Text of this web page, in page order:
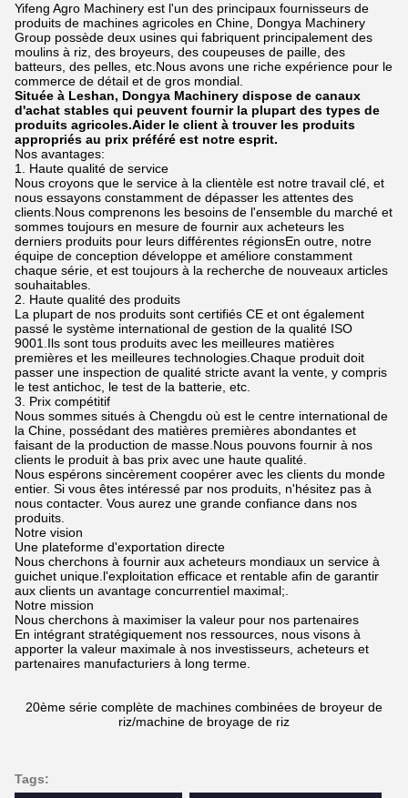
Yifeng Agro Machinery est l'un des principaux fournisseurs de
produits de machines agricoles en Chine, Dongya Machinery
Group possède deux usines qui fabriquent principalement des
moulins à riz, des broyeurs, des coupeuses de paille, des
batteurs, des pelles, etc.Nous avons une riche expérience pour le
commerce de détail et de gros mondial.
Située à Leshan, Dongya Machinery dispose de canaux
d'achat stables qui peuvent fournir la plupart des types de
produits agricoles.Aider le client à trouver les produits
appropriés au prix préféré est notre esprit.
Nos avantages:
1. Haute qualité de service
Nous croyons que le service à la clientèle est notre travail clé, et
nous essayons constamment de dépasser les attentes des
clients.Nous comprenons les besoins de l'ensemble du marché et
sommes toujours en mesure de fournir aux acheteurs les
derniers produits pour leurs différentes régionsEn outre, notre
équipe de conception développe et améliore constamment
chaque série, et est toujours à la recherche de nouveaux articles
souhaitables.
2. Haute qualité des produits
La plupart de nos produits sont certifiés CE et ont également
passé le système international de gestion de la qualité ISO
9001.Ils sont tous produits avec les meilleures matières
premières et les meilleures technologies.Chaque produit doit
passer une inspection de qualité stricte avant la vente, y compris
le test antichoc, le test de la batterie, etc.
3. Prix compétitif
Nous sommes situés à Chengdu où est le centre international de
la Chine, possédant des matières premières abondantes et
faisant de la production de masse.Nous pouvons fournir à nos
clients le produit à bas prix avec une haute qualité.
Nous espérons sincèrement coopérer avec les clients du monde
entier. Si vous êtes intéressé par nos produits, n'hésitez pas à
nous contacter. Vous aurez une grande confiance dans nos
produits.
Notre vision
Une plateforme d'exportation directe
Nous cherchons à fournir aux acheteurs mondiaux un service à
guichet unique.l'exploitation efficace et rentable afin de garantir
aux clients un avantage concurrentiel maximal;.
Notre mission
Nous cherchons à maximiser la valeur pour nos partenaires
En intégrant stratégiquement nos ressources, nous visons à
apporter la valeur maximale à nos investisseurs, acheteurs et
partenaires manufacturiers à long terme.
20ème série complète de machines combinées de broyeur de
riz/machine de broyage de riz
Tags: